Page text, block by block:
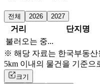
전체 2026 2027
거리 단지명
불러오는 중...
※ 해당 자료는 한국부동산
5km 이내의 물건을 기준으
크기